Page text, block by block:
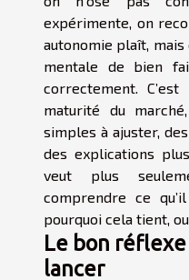
expérimente, on
autonomie plaît,
mentale de bien
correctement.
maturité du
simples à ajuster,
des explications
veut plus
comprendre ce
pourquoi cela tient,
Le bon
lancer